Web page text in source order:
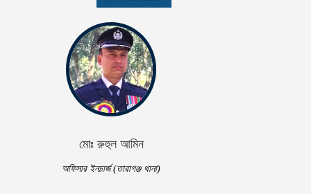
মোঃ রুহুল আমিন
অফিসার ইনচার্জ (তারাগঞ্জ থানা)